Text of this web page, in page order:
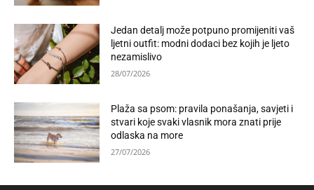
Jedan detalj može potpuno promijeniti vaš
ljetni outfit: modni dodaci bez kojih je ljeto
nezamislivo
28/07/2026
Plaža sa psom: pravila ponašanja, savjeti i
stvari koje svaki vlasnik mora znati prije
odlaska na more
27/07/2026